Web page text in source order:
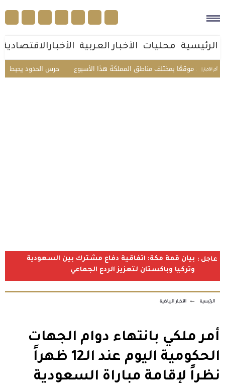
الرئيسية محليات الأخبار العربية الأخبارالاقتصادية
أخر الأخبار | حرس الحدود يحبط تهريب 45 كيلوجرامًا من الحشيش في عسير ويقبض على 3 مخالفين
عاجل : بيان قمة مكة: اتفاقية دفاع مشترك بين السعودية
وتركيا وباكستان لتعزيز الردع الجماعي
الرئيسية ← الأخبار الرياضية
أمر ملكي بانتهاء دوام الجهات
الحكومية اليوم عند الـ12 ظهراً
نظراً لإقامة مباراة السعودية